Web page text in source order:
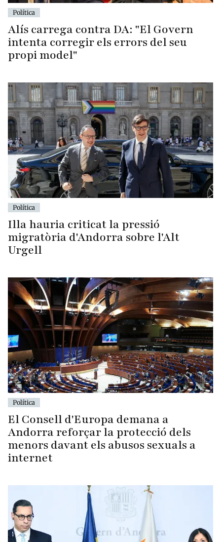
Política
Alís carrega contra DA: "El Govern
intenta corregir els errors del seu
propi model"
Política
Illa hauria criticat la pressió
migratòria d'Andorra sobre l'Alt
Urgell
Política
El Consell d'Europa demana a
Andorra reforçar la protecció dels
menors davant els abusos sexuals a
internet